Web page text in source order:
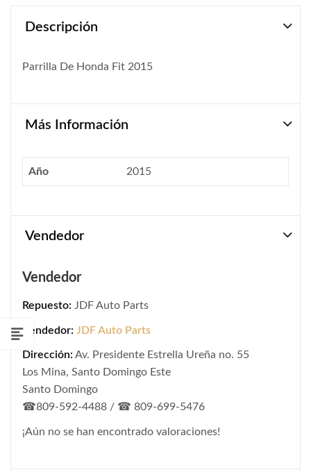
Descripción
Parrilla De Honda Fit 2015
Más Información
Año 2015
Vendedor
Vendedor
Repuesto: JDF Auto Parts
Vendedor: JDF Auto Parts
Dirección: Av. Presidente Estrella Ureña no. 55
Los Mina, Santo Domingo Este
Santo Domingo
☎809-592-4488 / ☎ 809-699-5476
¡Aún no se han encontrado valoraciones!